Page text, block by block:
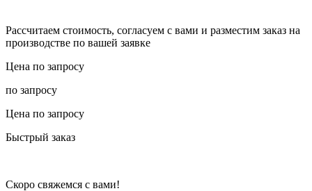
Рассчитаем стоимость, согласуем с вами и разместим заказ на
производстве по вашей заявке
Цена по запросу
по запросу
Цена по запросу
Быстрый заказ
Скоро свяжемся с вами!